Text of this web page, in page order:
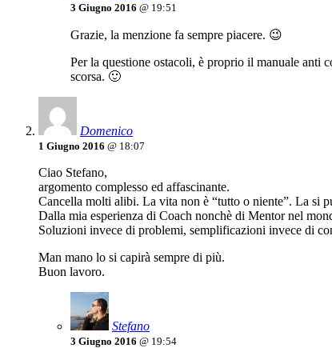
3 Giugno 2016 @ 19:51
Grazie, la menzione fa sempre piacere. 😉
Per la questione ostacoli, è proprio il manuale anti
scorsa. 🙂
Domenico
1 Giugno 2016 @ 18:07
Ciao Stefano,
argomento complesso ed affascinante.
Cancella molti alibi. La vita non è “tutto o niente”. La si
Dalla mia esperienza di Coach nonchè di Mentor nel
Soluzioni invece di problemi, semplificazioni invece di
Man mano lo si capirà sempre di più.
Buon lavoro.
Stefano
3 Giugno 2016 @ 19:54